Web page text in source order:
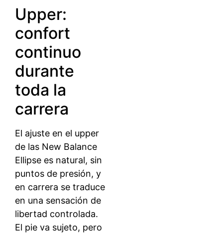
Upper:
confort
continuo
durante
toda la
carrera
El ajuste en el upper
de las New Balance
Ellipse es natural, sin
puntos de presión, y
en carrera se traduce
en una sensación de
libertad controlada.
El pie va sujeto, pero